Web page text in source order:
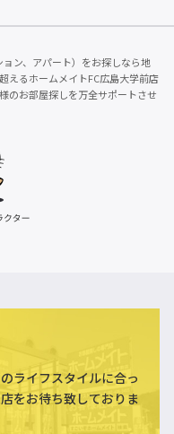
ン、アパート）をお探しなら地
えるホームメイトFC広島大学前店
のお部屋探しを万全サポートさせ
ライフスタイルに合っ
をお待ち致しておりま